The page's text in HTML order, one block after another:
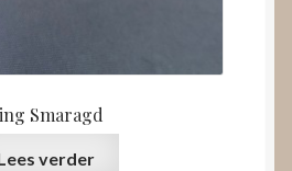
Smaragd
verder